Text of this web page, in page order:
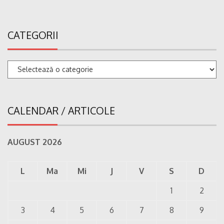
CATEGORII
Categorii
CALENDAR / ARTICOLE
AUGUST 2026
L Ma Mi J V S
D
1
2
3
4 5 6 7 8 9